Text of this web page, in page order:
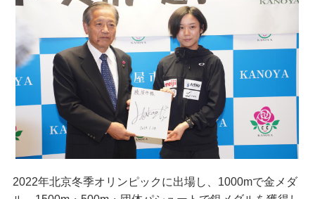
2022年北京冬季オリンピックに出場し、1000mで金メダ